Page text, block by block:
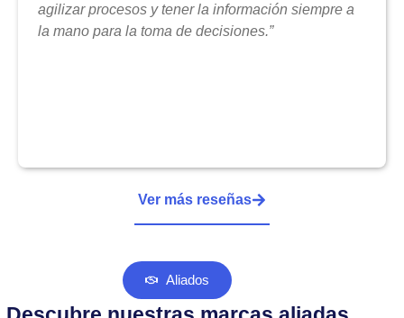
agilizar procesos y tener la información siempre a
la mano para la toma de decisiones.”
Ver más reseñas
Aliados